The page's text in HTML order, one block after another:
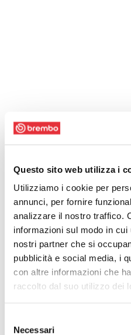
Questo sito web utilizza i
Utilizziamo i cookie per
annunci, per fornire
analizzare il nostro traffico.
informazioni sul modo in
nostri partner che si
pubblicità e social media, i
con altre informazioni che
raccolto dal suo utilizzo dei
delNecessari